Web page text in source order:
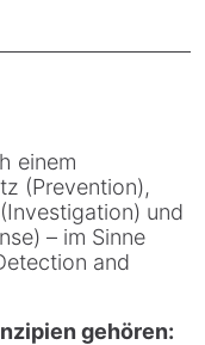
einem
(Prevention),
und
– im Sinne
and
gehören: